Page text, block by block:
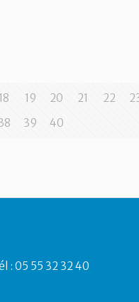
18 19 20 21 22
39 40
: 05 55 32 32 40